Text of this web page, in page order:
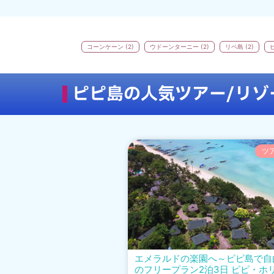
リペ島 (2)
ウドーンターニー (2)
コーンケーン (2)
ピピ島の人気ツアー/リ
エメラルドの楽園へ～ピピ島で
のフリープラン2泊3日 ピピ・ホ
ツ